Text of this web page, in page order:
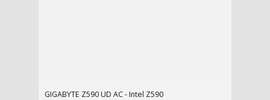
GIGABYTE Z590 UD AC - Intel Z590